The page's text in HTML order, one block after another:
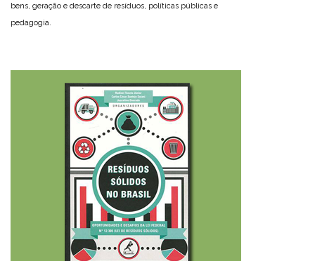
bens, geração e descarte de resíduos, políticas públicas e
pedagogia.